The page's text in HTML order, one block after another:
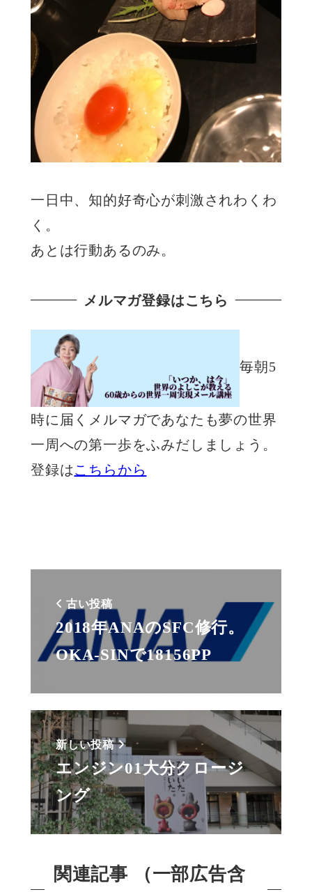
一日中、知的好奇心が刺激されわくわ
く。
あとは行動あるのみ。
メルマガ登録はこちら
毎朝5
時に届くメルマガであなたも夢の世界
一周への第一歩をふみだしましょう。
登録はこちらから
古い投稿
2018年ANAのSFC修行。
OKA-SINで18156PP
新しい投稿
エンジン01大分クロージ
ング
関連記事 （一部広告含